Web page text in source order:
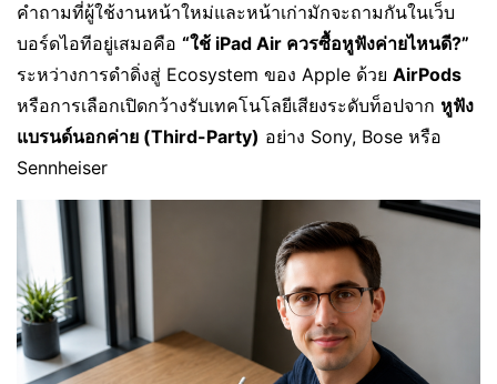
คำถามที่ผู้ใช้งานหน้าใหม่และหน้าเก่ามักจะถามกันในเว็บ
บอร์ดไอทีอยู่เสมอคือ “ใช้ iPad Air ควรซื้อหูฟังค่ายไหนดี?”
ระหว่างการดำดิ่งสู่ Ecosystem ของ Apple ด้วย AirPods
หรือการเลือกเปิดกว้างรับเทคโนโลยีเสียงระดับท็อปจาก หูฟัง
แบรนด์นอกค่าย (Third-Party) อย่าง Sony, Bose หรือ
Sennheiser